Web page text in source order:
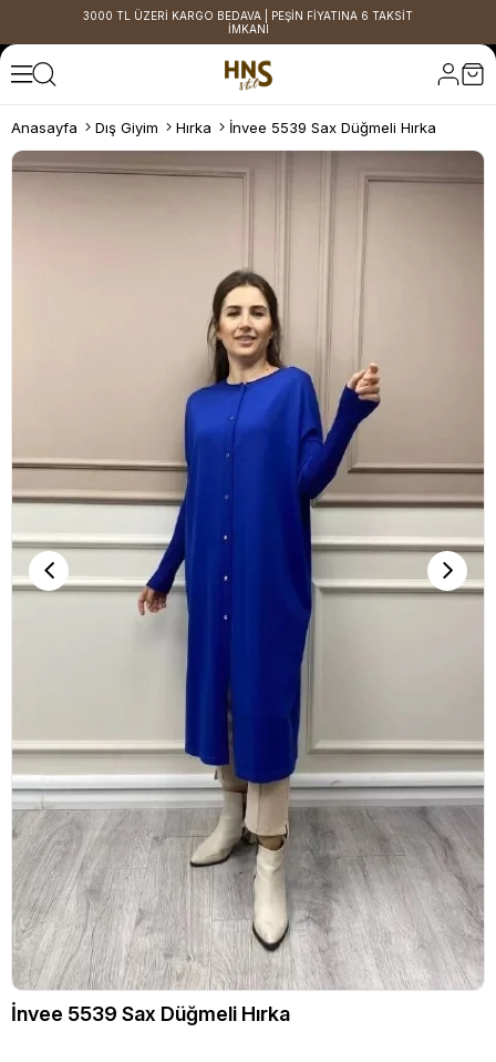
3000 TL ÜZERİ KARGO BEDAVA | PEŞİN FİYATINA 6 TAKSİT
İMKANI
Anasayfa Dış Giyim Hırka İnvee 5539 Sax Düğmeli Hırka
İnvee 5539 Sax Düğmeli Hırka